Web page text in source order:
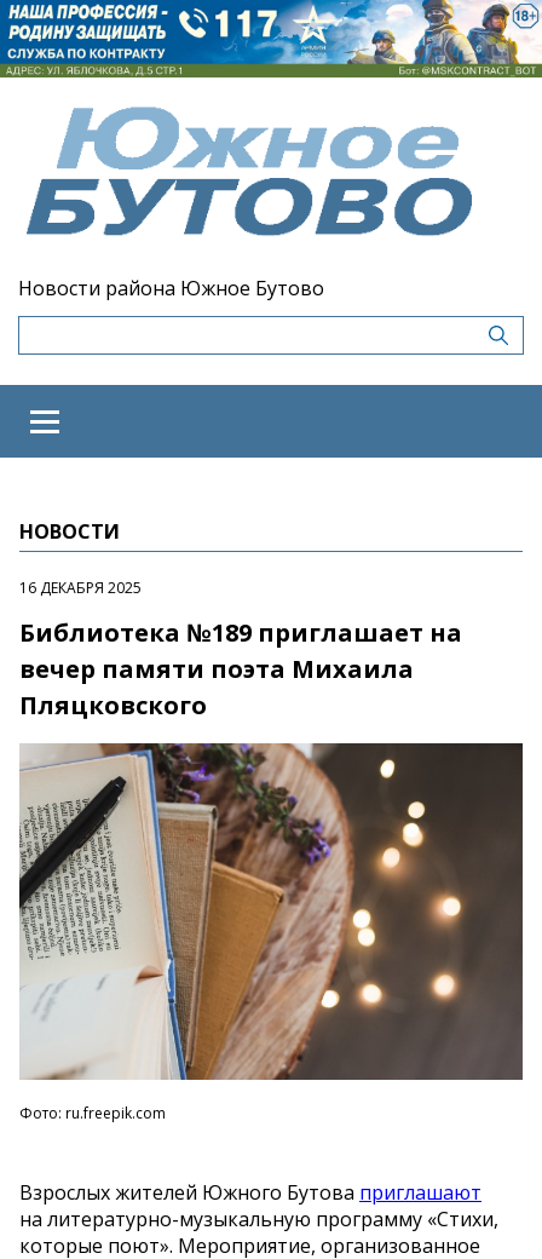
Новости района Южное Бутово
НОВОСТИ
16 ДЕКАБРЯ 2025
Библиотека №189 приглашает на
вечер памяти поэта Михаила
Пляцковского
Фото: ru.freepik.com
Взрослых жителей Южного Бутова приглашают
на литературно-музыкальную программу «Стихи,
которые поют». Мероприятие, организованное